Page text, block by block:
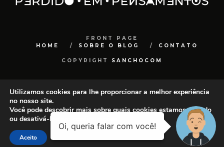
FRONT PAGE
HOME
SOBRE O BLOG CONTATO
COPYRIGHT SANCHOCOM
Utilizamos cookies para lhe proporcionar a melhor experiência
no nosso site.
Você pode descobrir mais sobre quais cookies estamos usando
ou desativá-los em
Aceito